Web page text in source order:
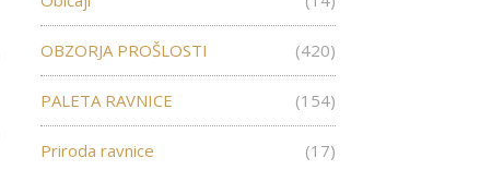
OBZORJA PROŠLOSTI (420)
PALETA RAVNICE (154)
Priroda ravnice (17)